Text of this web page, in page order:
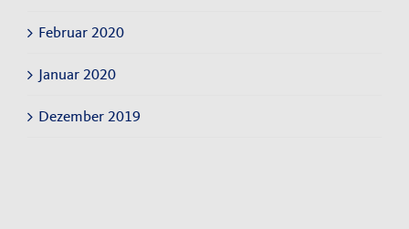
Februar 2020
Januar 2020
Dezember 2019